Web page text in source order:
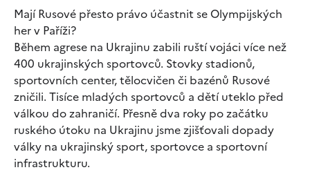
Mají Rusové přesto právo účastnit se Olympijských
her v Paříži?
Během agrese na Ukrajinu zabili ruští vojáci více než
400 ukrajinských sportovců. Stovky stadionů,
sportovních center, tělocvičen či bazénů Rusové
zničili. Tisíce mladých sportovců a dětí uteklo před
válkou do zahraničí. Přesně dva roky po začátku
ruského útoku na Ukrajinu jsme zjišťovali dopady
války na ukrajinský sport, sportovce a sportovní
infrastrukturu.